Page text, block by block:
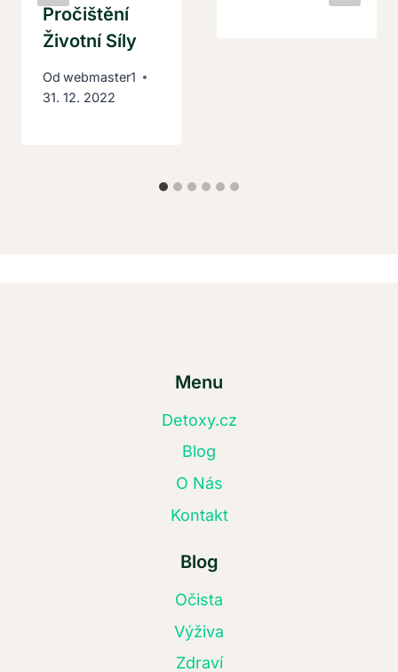
Pročištění
Životní Síly
Od webmaster1
31. 12. 2022
Menu
Detoxy.cz
Blog
O Nás
Kontakt
Blog
Očista
Výživa
Zdraví